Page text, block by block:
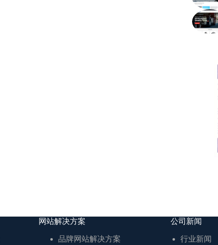
网站解决方案
品牌网站解决方案
公司新闻
行业新闻